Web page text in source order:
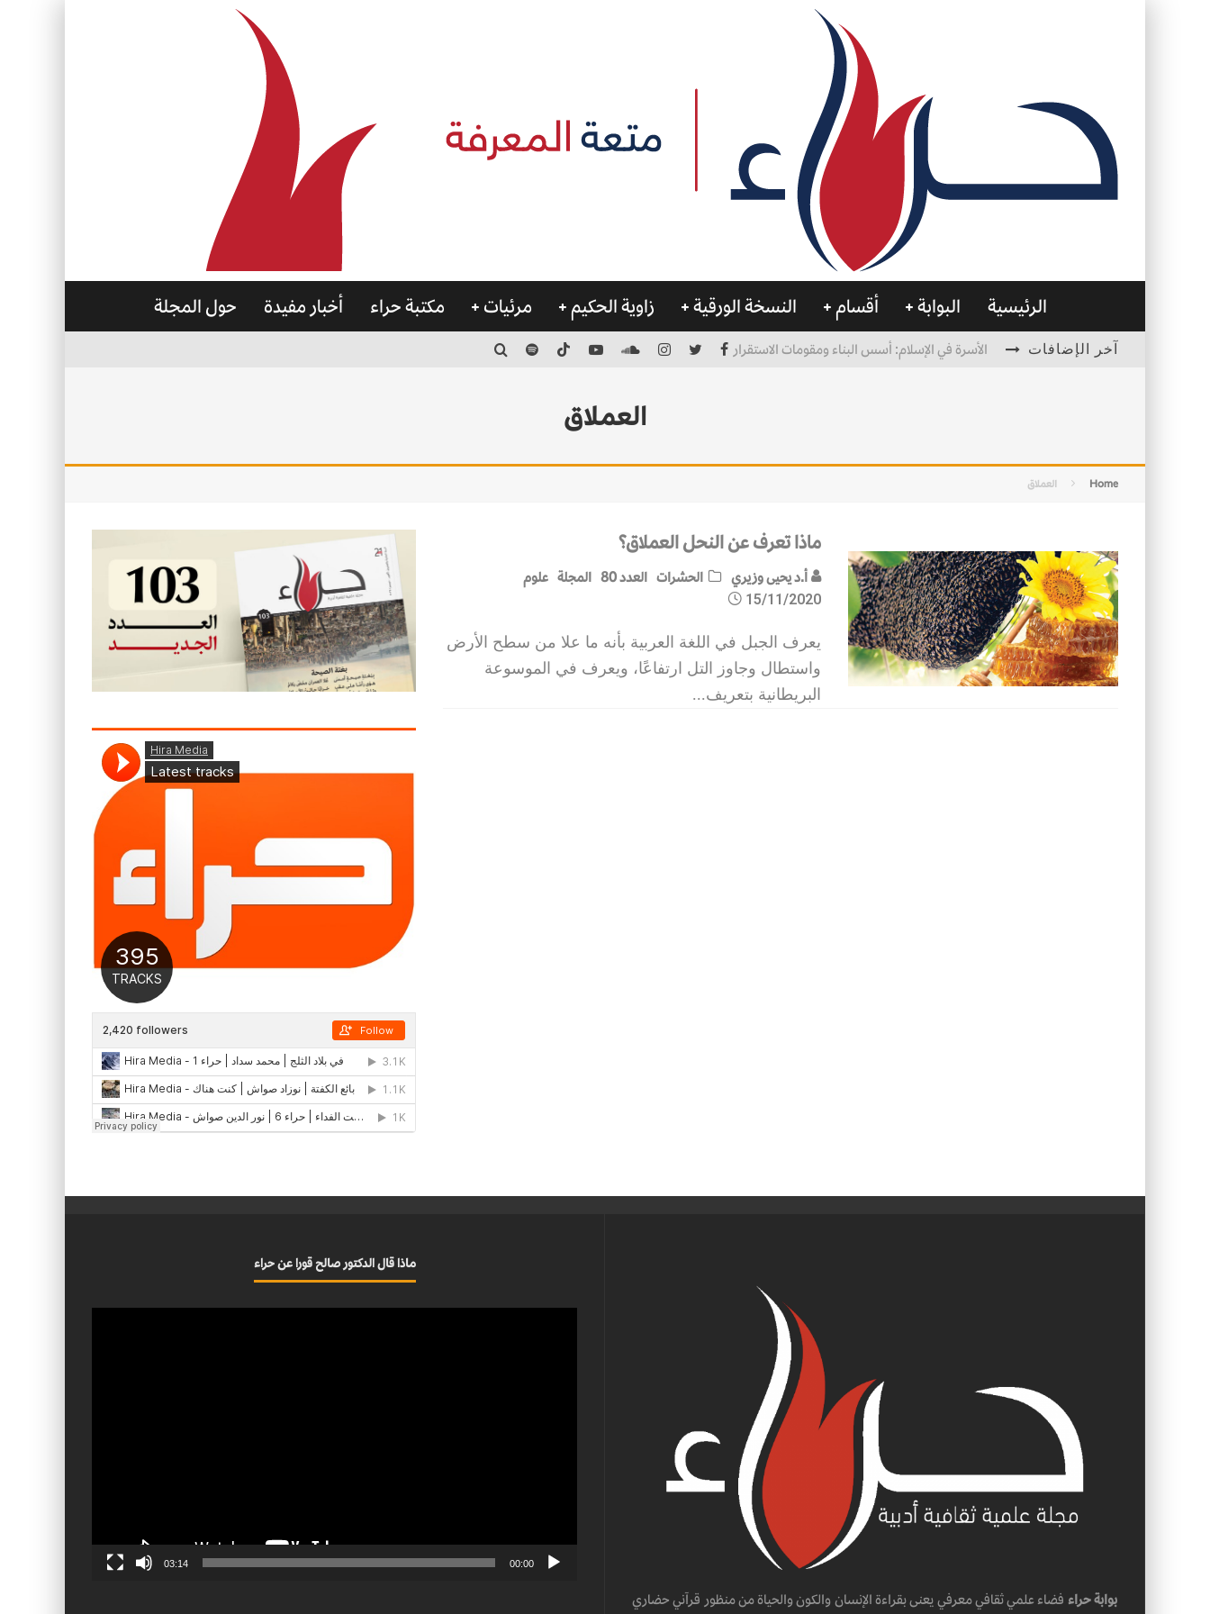
الرئيسية البوابة أقسام النسخة الورقية زاوية الحكيم مرئيات مكتبة حراء أخبار مفيدة حول المجلة
آخر الإضافات الأسرة في الإسلام: أسس البناء ومقومات الاستقرار
العملاق
Home العملاق
ماذا تعرف عن النحل العملاق؟
أ.د يحيى وزيري الحشرات العدد 80 المجلة علوم
15/11/2020
يعرف الجبل في اللغة العربية بأنه ما علا من سطح الأرض
واستطال وجاوز التل ارتفاعًا، ويعرف في الموسوعة
البريطانية بتعريف...
بوابة حراء فضاء علمي ثقافي معرفي يعنى بقراءة الإنسان والكون والحياة من منظور قرآني حضاري
ماذا قال الدكتور صالح قورا عن حراء
00:00
03:14